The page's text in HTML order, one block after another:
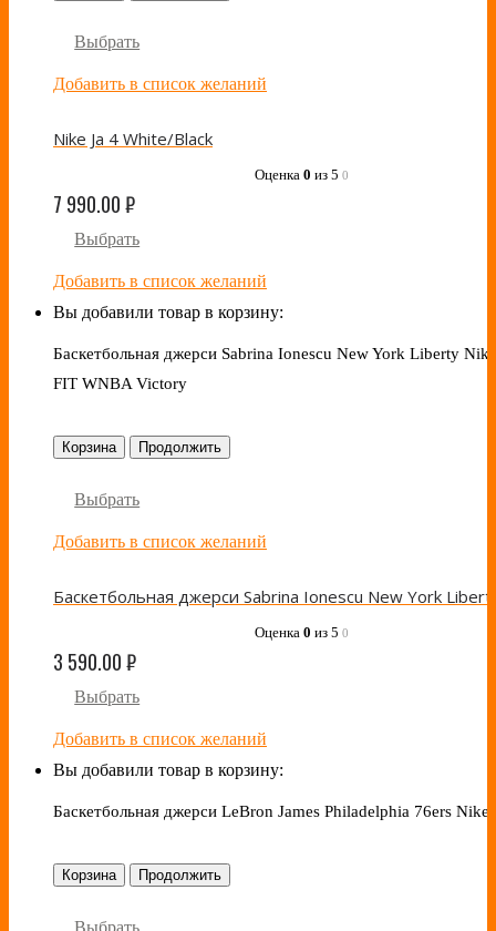
Выбрать
Добавить в список желаний
Nike Ja 4 White/Black
Оценка 0 из 5 0
7 990.00₽
Выбрать
Добавить в список желаний
Вы добавили товар в корзину:
Баскетбольная джерси Sabrina Ionescu New York Liberty
FIT WNBA Victory
Корзина Продолжить
Выбрать
Добавить в список желаний
Оценка 0 из 5 0
3 590.00₽
Выбрать
Добавить в список желаний
Вы добавили товар в корзину:
Баскетбольная джерси LeBron James Philadelphia 76ers Nike
Корзина Продолжить